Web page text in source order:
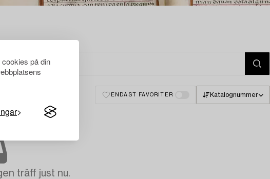
på din
ENDAST FAVORITER Katalognummer
träff just nu.